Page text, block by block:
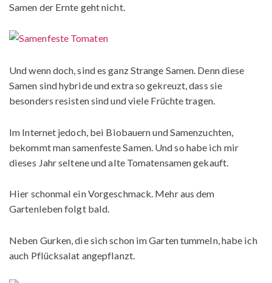
Samen der Ernte geht nicht.
Und wenn doch, sind es ganz Strange Samen. Denn diese
Samen sind hybride und extra so gekreuzt, dass sie
besonders resisten sind und viele Früchte tragen.
Im Internet jedoch, bei Biobauern und Samenzuchten,
bekommt man samenfeste Samen. Und so habe ich mir
dieses Jahr seltene und alte Tomatensamen gekauft.
Hier schonmal ein Vorgeschmack. Mehr aus dem
Gartenleben folgt bald.
Neben Gurken, die sich schon im Garten tummeln, habe ich
auch Pflücksalat angepflanzt.